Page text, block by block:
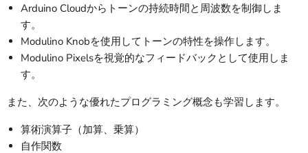
Arduino Cloudからトーンの持続時間と周波数を制御しま
す。
Modulino Knobを使用してトーンの特性を操作します。
Modulino Pixelsを視覚的なフィードバックとして使用しま
す。
また、次のような優れたプログラミング概念も学習します。
算術演算子（加算、乗算）
自作関数